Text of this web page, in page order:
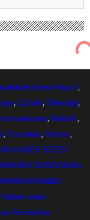
sitesi Akyurt,
, Çubuk, Elmadağ,
, Kalecik,
, Pursaklar,Sincan,
HABER SİTESİ
ANKARA SONDAKİKA
Haber sitesi
Sondakika